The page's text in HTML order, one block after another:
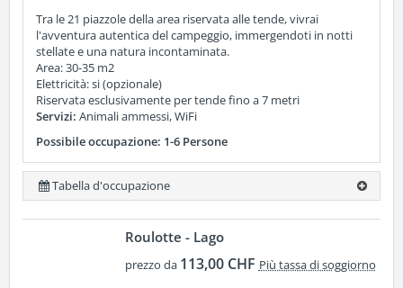
Tra le 21 piazzole della area riservata alle tende, vivrai
l'avventura autentica del campeggio, immergendoti in notti
stellate e una natura incontaminata.
Area: 30-35 m2
Elettricità: si (opzionale)
Riservata esclusivamente per tende fino a 7 metri
Servizi: Animali ammessi, WiFi
Possibile occupazione: 1-6 Persone
Tabella d'occupazione
Roulotte - Lago
prezzo da 113,00 CHF Più tassa di soggiorno